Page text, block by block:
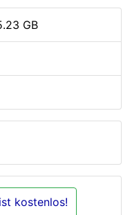
GB
kostenlos!